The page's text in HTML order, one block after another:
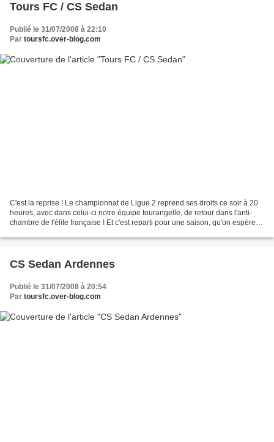
Tours FC / CS Sedan
Publié le 31/07/2008 à 22:10
Par toursfc.over-blog.com
C'est la reprise ! Le championnat de Ligue 2 reprend ses droits ce soir à 20
heures, avec dans celui-ci notre équipe tourangelle, de retour dans l'anti-
chambre de l'élite française ! Et c'est reparti pour une saison, qu'on espère
CS Sedan Ardennes
Publié le 31/07/2008 à 20:54
Par toursfc.over-blog.com